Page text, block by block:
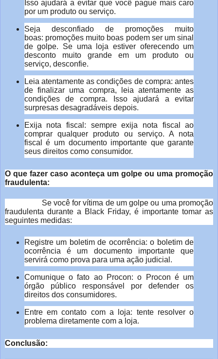
Isso ajudará a evitar que você pague mais caro
por um produto ou serviço.
Seja desconfiado de promoções muito
boas: promoções muito boas podem ser um sinal
de golpe. Se uma loja estiver oferecendo um
desconto muito grande em um produto ou
serviço, desconfie.
Leia atentamente as condições de compra: antes
de finalizar uma compra, leia atentamente as
condições de compra. Isso ajudará a evitar
surpresas desagradáveis depois.
Exija nota fiscal: sempre exija nota fiscal ao
comprar qualquer produto ou serviço. A nota
fiscal é um documento importante que garante
seus direitos como consumidor.
O que fazer caso aconteça um golpe ou uma promoção
fraudulenta:
Se você for vítima de um golpe ou uma promoção
fraudulenta durante a Black Friday, é importante tomar as
seguintes medidas:
Registre um boletim de ocorrência: o boletim de
ocorrência é um documento importante que
servirá como prova para uma ação judicial.
Comunique o fato ao Procon: o Procon é um
órgão público responsável por defender os
direitos dos consumidores.
Entre em contato com a loja: tente resolver o
problema diretamente com a loja.
Conclusão: